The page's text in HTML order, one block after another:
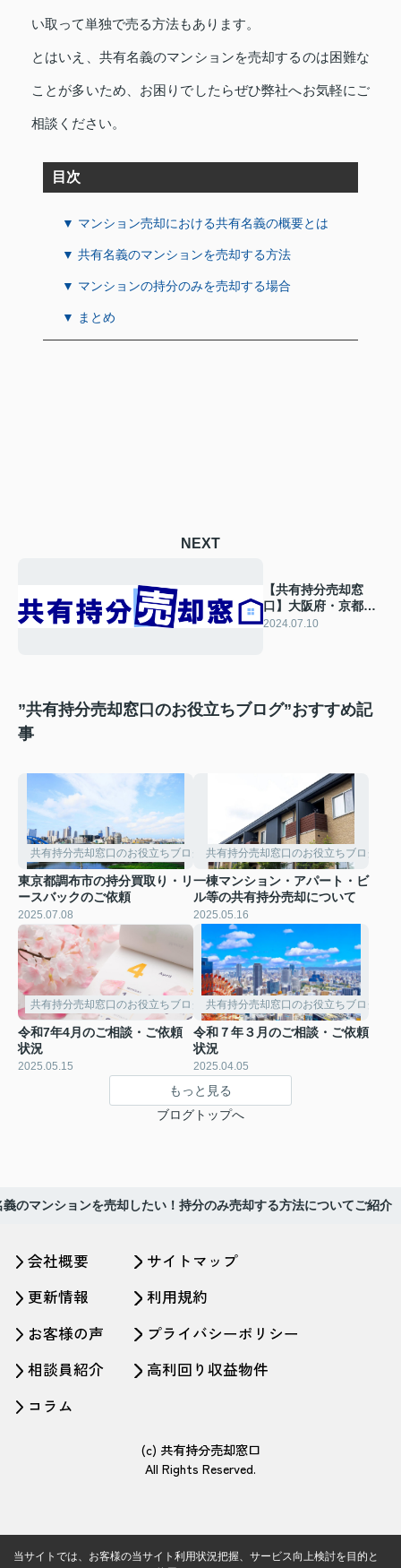
い取って単独で売る方法もあります。
とはいえ、共有名義のマンションを売却するのは困難な
ことが多いため、お困りでしたらぜひ弊社へお気軽にご
相談ください。
目次
▼ マンション売却における共有名義の概要とは
▼ 共有名義のマンションを売却する方法
▼ マンションの持分のみを売却する場合
▼ まとめ
NEXT
【共有持分売却窓
口】大阪府・京都
府・兵庫県・沖縄県
2024.07.10
”共有持分売却窓口のお役立ちブログ”おすすめ記
事
共有持分売却窓口のお役立ちブログ
東京都調布市の持分買取り・リ
ースバックのご依頼
2025.07.08
共有持分売却窓口のお役立ちブログ
一棟マンション・アパート・ビ
ル等の共有持分売却について
2025.05.16
共有持分売却窓口のお役立ちブログ
令和7年4月のご相談・ご依頼
状況
2025.05.15
共有持分売却窓口のお役立ちブログ
令和７年３月のご相談・ご依頼
状況
2025.04.05
もっと見る
ブログトップへ
義のマンションを売却したい！持分のみ売却する方法についてご紹介
会社概要
更新情報
お客様の声
相談員紹介
コラム
サイトマップ
利用規約
プライバシーポリシー
高利回り収益物件
(c) 共有持分売却窓口
All Rights Reserved.
当サイトでは、お客様の当サイト利用状況把握、サービス向上検討を目的と